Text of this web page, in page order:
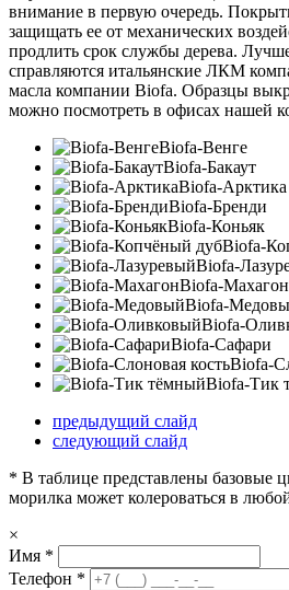
внимание в первую очередь.
защищать ее от механических
продлить срок службы дерева. Лучше
справляются итальянские ЛКМ
масла компании Biofa. Образцы
можно посмотреть в офисах нашей
Biofa-Венге
Biofa-Бакаут
Biofa-Арктика
Biofa-Бренди
Biofa-Коньяк
Biofa-
Biofa-
Biofa-Махагон
Biofa-
Biofa-
Biofa-Сафари
Biofa-
Biofa-Тик
предыдущий слайд
следующий слайд
* В таблице представлены базовые
морилка может колероваться в
×
Имя *
Телефон *